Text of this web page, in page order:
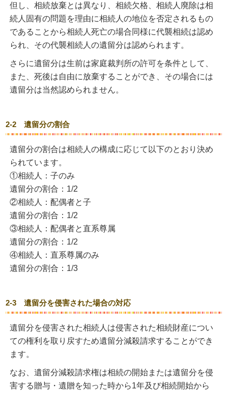
但し、相続放棄とは異なり、相続欠格、相続人廃除は相
続人固有の問題を理由に相続人の地位を否定されるもの
であることから相続人死亡の場合同様に代襲相続は認め
られ、その代襲相続人の遺留分は認められます。
さらに遺留分は生前は家庭裁判所の許可を条件として、
また、死後は自由に放棄することができ、その場合には
遺留分は当然認められません。
2-2 遺留分の割合
遺留分の割合は相続人の構成に応じて以下のとおり決め
られています。
①相続人：子のみ
遺留分の割合：1/2
②相続人：配偶者と子
遺留分の割合：1/2
③相続人：配偶者と直系尊属
遺留分の割合：1/2
④相続人：直系尊属のみ
遺留分の割合：1/3
2-3 遺留分を侵害された場合の対応
遺留分を侵害された相続人は侵害された相続財産につい
ての権利を取り戻すため遺留分減殺請求することができ
ます。
なお、遺留分減殺請求権は相続の開始または遺留分を侵
害する贈与・遺贈を知った時から1年及び相続開始から